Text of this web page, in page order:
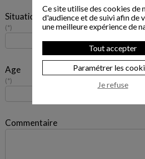
Situation familiale
*
Age
*
Commentaire
Ce site utilise des cookies de
d'audience et de suivi afin de
une meilleure expérience de
Tout accepter
Paramétrer les
Je refuse